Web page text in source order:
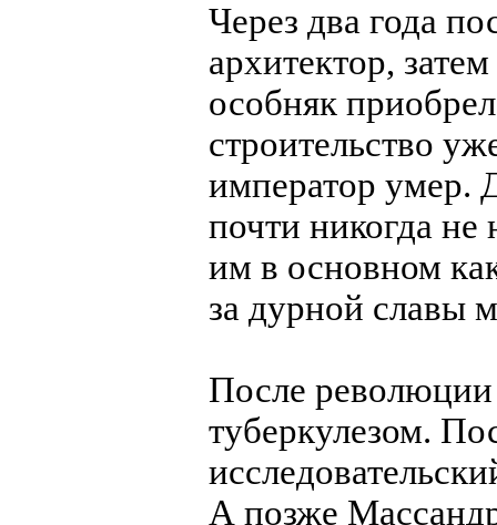
Через два года
архитектор,
особняк
строительство
император умер.
почти никогда не
им в основном
за дурной славы
После революции
туберкулезом.
А позже